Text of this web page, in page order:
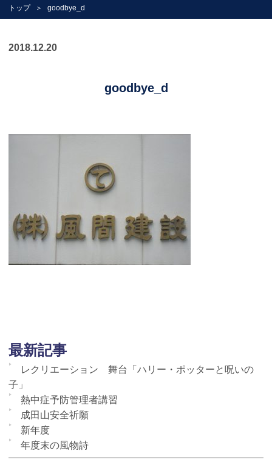
トップ goodbye_d
2018.12.20
goodbye_d
最新記事
レクリエーション 舞台「ハリー・ポッターと呪いの
子」
熱中症予防管理者講習
成田山安全祈願
新年度
年度末の風物詩